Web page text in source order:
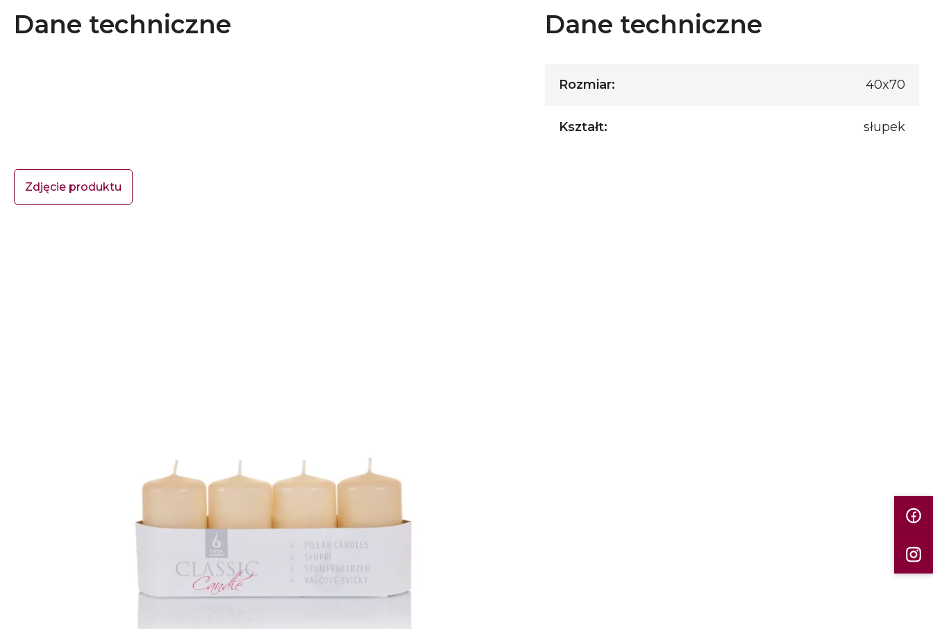
Dane techniczne Dane techniczne
Rozmiar: 40x70
Kształt: słupek
Zdjęcie produktu